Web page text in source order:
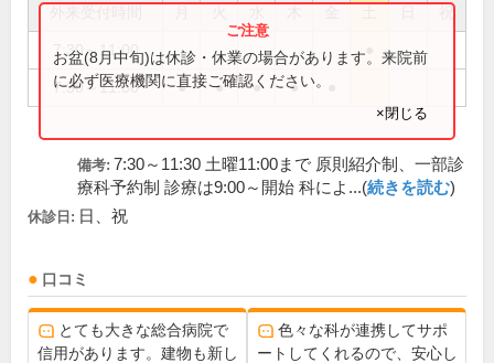
祝
7:30～11:00
7:30～11:30 ● ● ● ●
お盆(8月中旬)は休診・休業の場合があります。来院前
に必ず医療機関に直接ご確認ください。
×閉じる
備考: 7:30～11:30 土曜11:00まで 原則紹介制、一部診
療科予約制 診療は9:00～開始 科によ...(続きを読む)
休診日: 日、祝
口コミ
とても大きな総合病院で
信用があります。建物も新し
色々な科が連携してサポ
ートしてくれるので、安心し